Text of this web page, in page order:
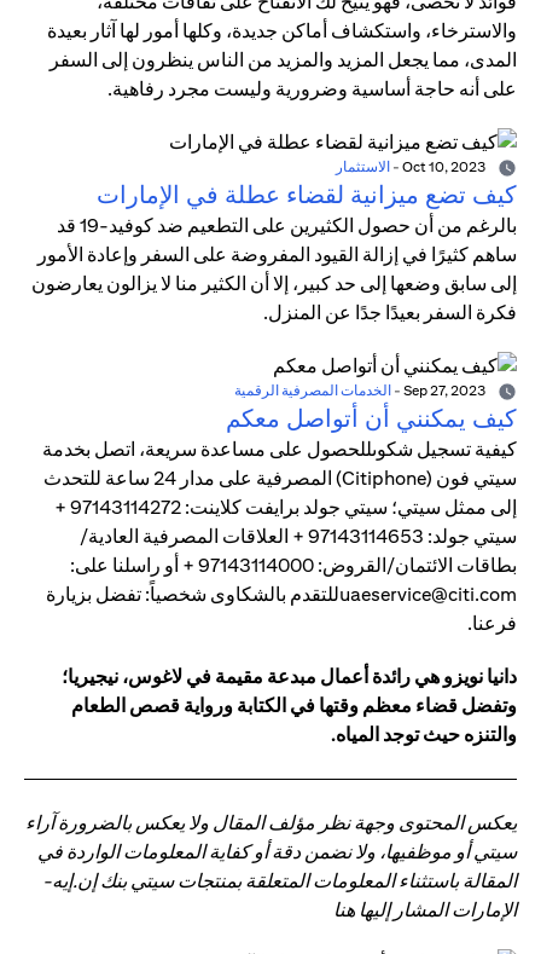
والاسترخاء، واستكشاف أماكن جديدة، وكلها أمور لها آثار بعيدة
المدى، مما يجعل المزيد والمزيد من الناس ينظرون إلى السفر
على أنه حاجة أساسية وضرورية وليست مجرد رفاهية.
- الاستثمار
كيف تضع ميزانية لقضاء عطلة في الإمارات
بالرغم من أن حصول الكثيرين على التطعيم ضد كوفيد-19 قد
ساهم كثيرًا في إزالة القيود المفروضة على السفر وإعادة الأمور
إلى سابق وضعها إلى حد كبير، إلا أن الكثير منا لا يزالون يعارضون
فكرة السفر بعيدًا جدًا عن المنزل.
- الخدمات المصرفية الرقمية
كيف يمكنني أن أتواصل معكم
كيفية تسجيل شكوىللحصول على مساعدة سريعة، اتصل بخدمة
سيتي فون (Citiphone) المصرفية على مدار 24 ساعة للتحدث
إلى ممثل سيتي؛ سيتي جولد برايفت كلاينت: 97143114272 +
سيتي جولد: 97143114653 + العلاقات المصرفية العادية/
بطاقات الائتمان/القروض: 97143114000 + أو راسلنا على:
uaeservice@citi.comللتقدم بالشكاوى شخصياً: تفضل بزيارة
فرعنا.
دانيا نويزو هي رائدة أعمال مبدعة مقيمة في لاغوس، نيجيريا؛
وتفضل قضاء معظم وقتها في الكتابة ورواية قصص الطعام
والتنزه حيث توجد المياه.
يعكس المحتوى وجهة نظر مؤلف المقال ولا يعكس بالضرورة آراء
سيتي أو موظفيها، ولا نضمن دقة أو كفاية المعلومات الواردة في
المقالة باستثناء المعلومات المتعلقة بمنتجات سيتي بنك إن.إيه-
الإمارات المشار إليها هنا